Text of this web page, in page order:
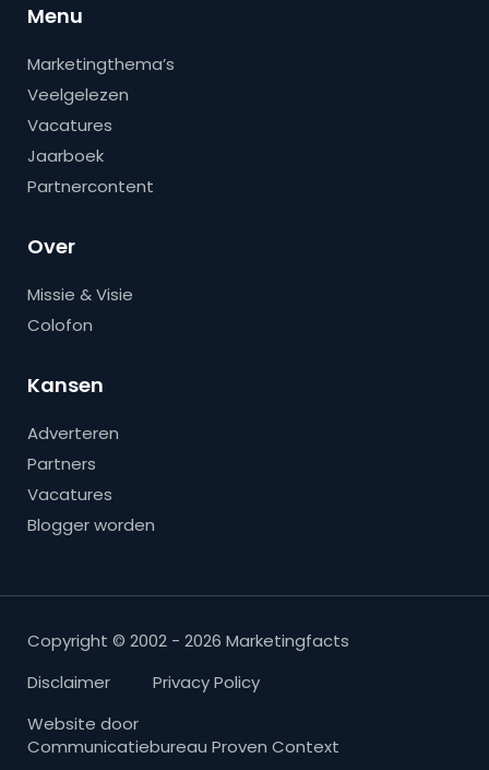
Menu
Marketingthema’s
Veelgelezen
Vacatures
Jaarboek
Partnercontent
Over
Missie & Visie
Colofon
Kansen
Adverteren
Partners
Vacatures
Blogger worden
Copyright © 2002 - 2026 Marketingfacts
Disclaimer
Privacy Policy
Website door
Communicatiebureau Proven Context